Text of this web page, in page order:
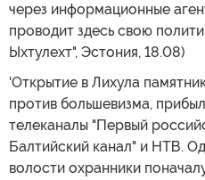
через информационные
проводит здесь свою
Ыхтулехт", Эстония, 18.08)
'Открытие в Лихула
против большевизма,
телеканалы "Первый
Балтийский канал" и НТВ.
волости охранники